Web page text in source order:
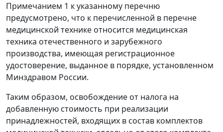
Примечанием 1 к указанному перечню
предусмотрено, что к перечисленной в перечне
медицинской технике относится медицинская
техника отечественного и зарубежного
производства, имеющая регистрационное
удостоверение, выданное в порядке, установленном
Минздравом России.
Таким образом, освобождение от налога на
добавленную стоимость при реализации
принадлежностей, входящих в состав комплектов